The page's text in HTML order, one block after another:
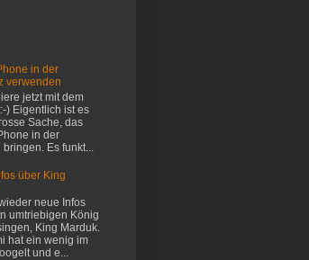
in der
verwenden
jetzt mit dem
) Eigentlich ist es
Sache, das
in der
Es funkt...
über King
neue Infos
umtriebigen König
King Marduk.
hat ein wenig im
und e...